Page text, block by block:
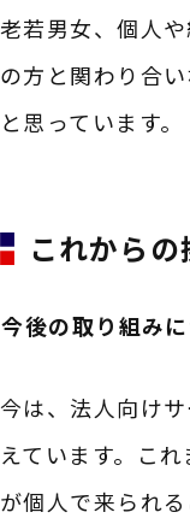
老若男女、個人
の方と関わり合
と思っています。
これから
――今後の取り組み
今は、法人向け
えています。こ
が個人で来られ